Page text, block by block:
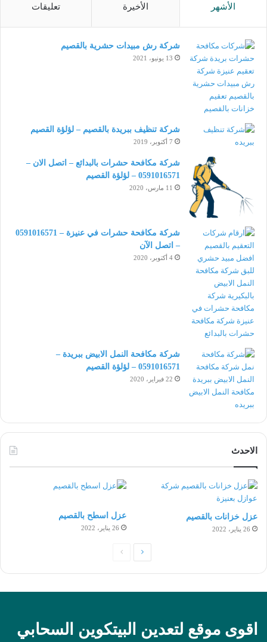
الأشهر الأخيرة تعليقات
شركة رش مبيدات حشرية بالقصيم
13 يونيو، 2021
شركة تنظيف ببريدة بالقصيم – لؤلؤة القصيم
7 أكتوبر، 2019
شركة مكافحة حشرات بالبدائع – اتصل الان –
0591016571 – لؤلؤة القصيم
11 مارس، 2020
شركة مكافحة حشرات في عنيزة – 0591016571
– اتصل الآن
4 أكتوبر، 2020
شركة مكافحة النمل الابيض ببريدة –
0591016571 – لؤلؤة القصيم
22 فبراير، 2020
الاحدث
عزل خزانات بالقصيم
26 يناير، 2022
عزل اسطح بالقصيم
26 يناير، 2022
الصفحةالصفحة
اقوى موقع لتعدين البيتكوين السحابي